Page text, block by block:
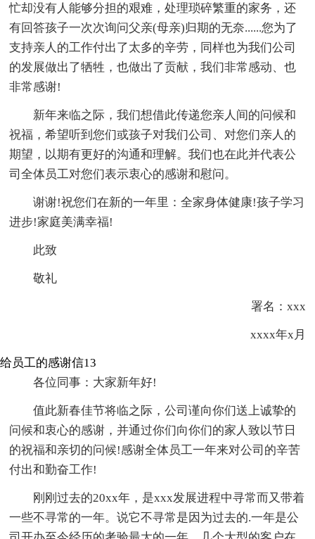
忙却没有人能够分担的艰难，处理琐碎繁重的家务，还
有回答孩子一次次询问父亲(母亲)归期的无奈......您为了
支持亲人的工作付出了太多的辛劳，同样也为我们公司
的发展做出了牺牲，也做出了贡献，我们非常感动、也
非常感谢!
新年来临之际，我们想借此传递您亲人间的问候和
祝福，希望听到您们或孩子对我们公司、对您们亲人的
期望，以期有更好的沟通和理解。我们也在此并代表公
司全体员工对您们表示衷心的感谢和慰问。
谢谢!祝您们在新的一年里：全家身体健康!孩子学习
进步!家庭美满幸福!
此致
敬礼
署名：xxx
xxxx年x月
给员工的感谢信13
各位同事：大家新年好!
值此新春佳节将临之际，公司谨向你们送上诚挚的
问候和衷心的感谢，并通过你们向你们的家人致以节日
的祝福和亲切的问候!感谢全体员工一年来对公司的辛苦
付出和勤奋工作!
刚刚过去的20xx年，是xxx发展进程中寻常而又带着
一些不寻常的一年。说它不寻常是因为过去的.一年是公